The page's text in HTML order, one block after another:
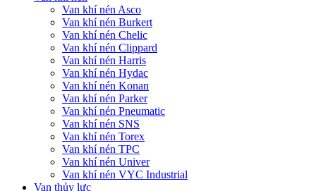
Van khí nén Asco
Van khí nén Burkert
Van khí nén Chelic
Van khí nén Clippard
Van khí nén Harris
Van khí nén Hydac
Van khí nén Konan
Van khí nén Parker
Van khí nén Pneumatic
Van khí nén SNS
Van khí nén Torex
Van khí nén TPC
Van khí nén Univer
Van khí nén VYC Industrial
Van thủy lực